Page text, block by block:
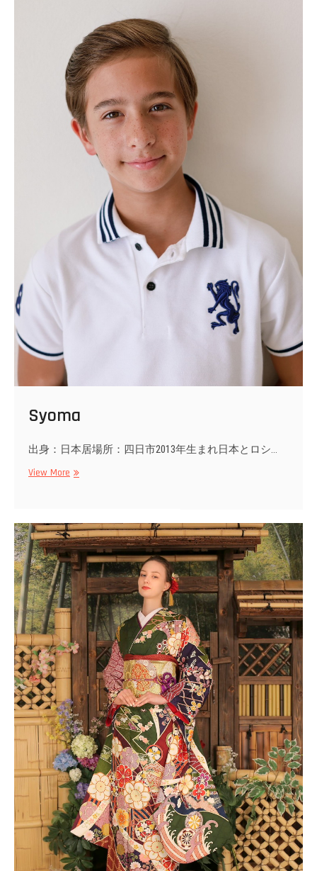
Syoma
出身：日本居場所：四日市2013年生まれ日本とロシ…
View More Syoma